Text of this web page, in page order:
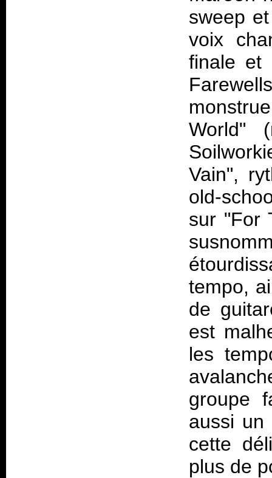
sweep
voix
finale et
World"
Vain",
old-
sur "For
tempo,
de
est
les
groupe
aussi un
cette
plus de